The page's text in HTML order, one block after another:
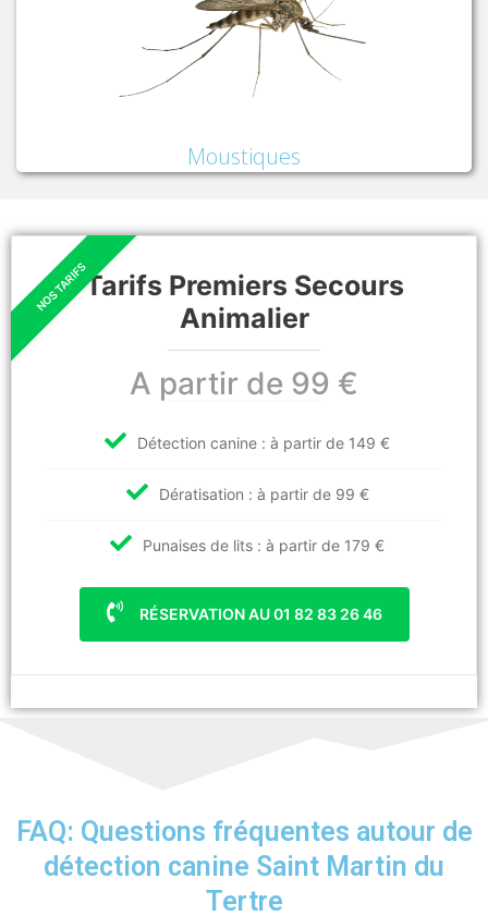
Moustiques
Tarifs Premiers Secours
Animalier
A partir de 99 €
Détection canine : à partir de 149 €
Dératisation : à partir de 99 €
Punaises de lits : à partir de 179 €
RÉSERVATION AU 01 82 83 26 46
FAQ: Questions fréquentes autour de
détection canine Saint Martin du
Tertre